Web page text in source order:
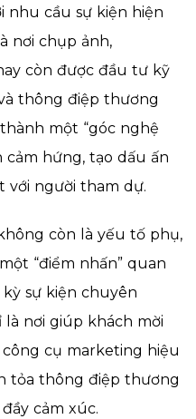
nhu cầu sự kiện hiện
nơi chụp ảnh,
còn được đầu tư kỹ
thông điệp thương
một “góc nghệ
hứng, tạo dấu ấn
với người tham dự.
còn là yếu tố phụ,
“điểm nhấn” quan
sự kiện chuyên
nơi giúp khách mời
cụ marketing hiệu
tỏa thông điệp thương
cảm xúc.